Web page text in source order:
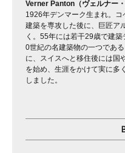
Verner Panton（ヴェルナー・
1926年デンマーク生まれ。
建築を専攻した後に、巨匠ア
く。55年には若干29歳で建
0世紀の名建築物の一つであ
に、スイスへと移住後には国
を始め、生涯をかけて実に多
しました。